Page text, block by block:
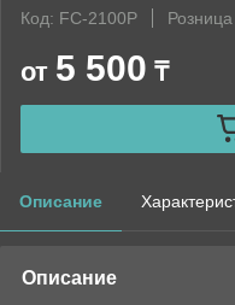
Код: FC-2100P
Розница
от 5 500 ₸
Описание
Описание